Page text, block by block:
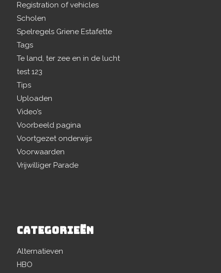
Registration of vehicles
Scholen
Spelregels Griene Estafette
Tags
Te land, ter zee en in de lucht
test 123
Tips
Uploaden
Video’s
Voorbeeld pagina
Voortgezet onderwijs
Voorwaarden
Vrijwilliger Parade
CATEGORIEËN
Alternatieven
HBO